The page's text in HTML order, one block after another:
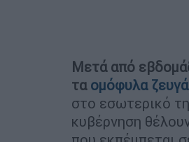
Μετά από
τα ομόφυλα
στο εσωτερικό
κυβέρνηση